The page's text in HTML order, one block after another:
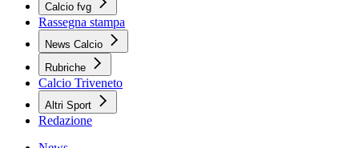
Calcio fvg
Rassegna stampa
News Calcio
Rubriche
Calcio Triveneto
Altri Sport
Redazione